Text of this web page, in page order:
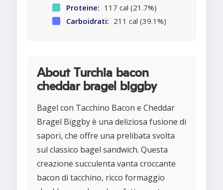
Proteine: 117 cal (21.7%)
Carboidrati: 211 cal (39.1%)
About Turchia bacon
cheddar bragel biggby
Bagel con Tacchino Bacon e Cheddar
Bragel Biggby è una deliziosa fusione di
sapori, che offre una prelibata svolta
sul classico bagel sandwich. Questa
creazione succulenta vanta croccante
bacon di tacchino, ricco formaggio